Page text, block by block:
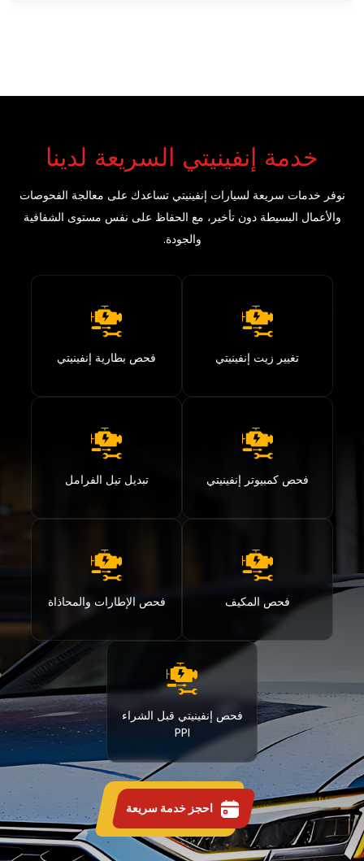
خدمة إنفينيتي السريعة لدينا
نوفر خدمات سريعة لسيارات إنفينيتي تساعدك على معالجة الفحوصات
والأعمال البسيطة دون تأخير، مع الحفاظ على نفس مستوى الشفافية
والجودة.
تغيير زيت إنفينيتي فحص بطارية إنفينيتي
فحص كمبيوتر إنفينيتي تبديل تيل الفرامل
فحص المكيف فحص الإطارات والمحاذاة
فحص إنفينيتي قبل الشراء
PPI
احجز خدمة سريعة